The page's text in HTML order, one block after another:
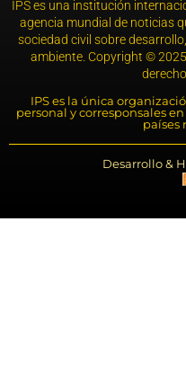
IPS es una institución
agencia mundial de noticias
sociedad civil sobre
ambiente. Copyright ©
IPS es la única
personal y corresponsales
países
Desarrollo &